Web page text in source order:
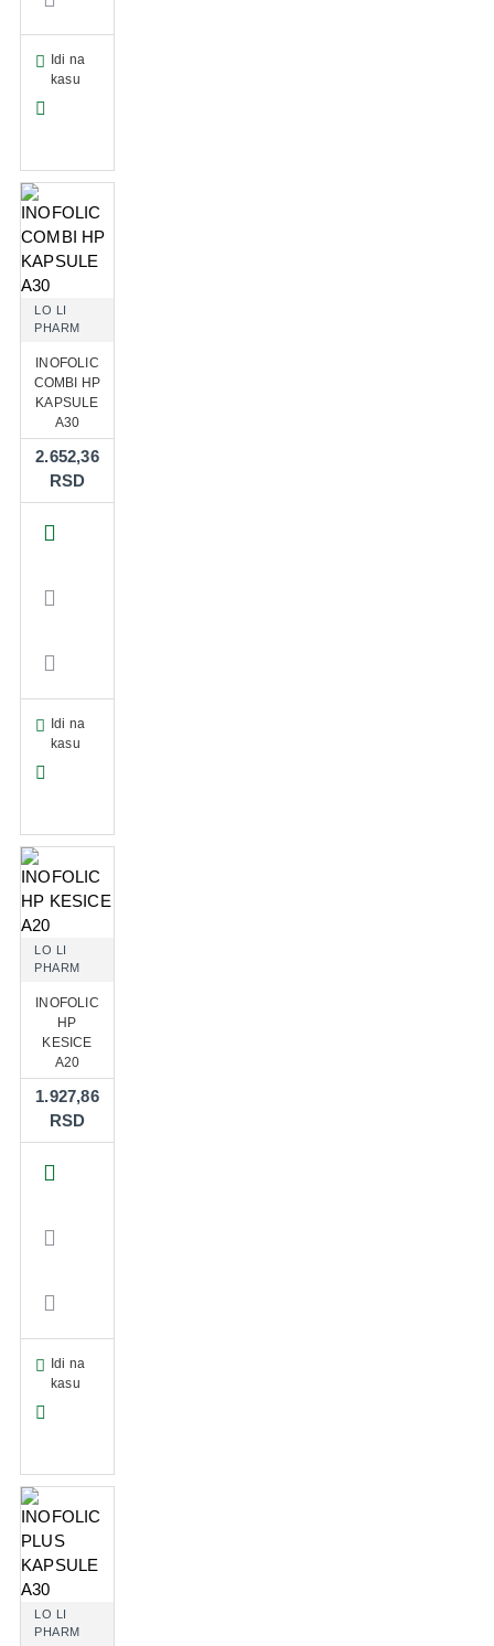
Idi na
kasu
LO LI
PHARM
INOFOLIC
COMBI HP
KAPSULE
A30
2.652,36
RSD
Idi na
kasu
LO LI
PHARM
INOFOLIC
HP
KESICE
A20
1.927,86
RSD
Idi na
kasu
LO LI
PHARM